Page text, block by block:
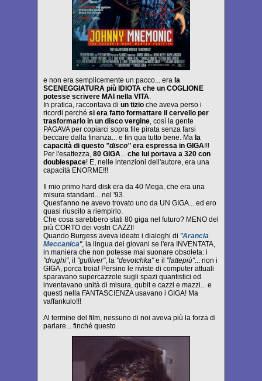
e non era semplicemente un pacco... era la
SCENEGGIATURA più IDIOTA che un COGLIONE
potesse scrivere MAI nella VITA.
In pratica, raccontava di un tizio che aveva perso i
ricordi perché si era fatto formattare il cervello per
trasformarlo in un disco vergine, così la gente
PAGAVA per copiarci sopra file pirata senza farsi
beccare dalla finanza... e fin qua tutto bene. Ma la
capacità di questo "disco" era espressa in GIGA!!!
Per l'esattezza, 80 GIGA... che lui portava a 320 con
doublespace! E, nelle intenzioni dell'autore, era una
capacità ENORME!!!
Il mio primo hard disk era da 40 Mega, che era una
misura standard... nel '93.
Quest'anno ne avevo trovato uno da UN GIGA... ed ero
quasi riuscito a riempirlo.
Che cosa sarebbero stati 80 giga nel futuro? MENO del
più CORTO dei vostri CAZZI!
Quando Burgess aveva ideato i dialoghi di "Arancia
Meccanica", la lingua dei giovani se l'era INVENTATA,
in maniera che non potesse mai suonare obsoleta: i
"drughi", il "gulliver", la "devotchka"e il "lattepiù"... non i
GIGA, porca troia! Persino le riviste di computer attuali
sparavano supercazzole sugli spazi quantistici ed
inventavano unità di misura, qubit e cazzi e mazzi... e
questi nella FANTASCIENZA usavano i GIGA! Ma
vaffankulo!!!
Al termine del film, nessuno di noi aveva più la forza di
parlare... finché questo